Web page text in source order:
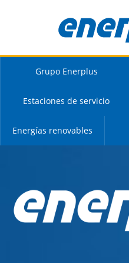
Grupo Enerplus
Estaciones de servicio
Energías renovables